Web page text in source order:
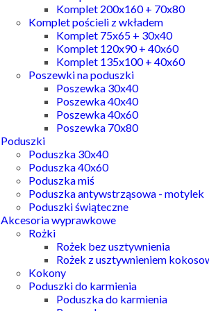
Komplet 200x160 + 70x80
Komplet pościeli z wkładem
Komplet 75x65 + 30x40
Komplet 120x90 + 40x60
Komplet 135x100 + 40x60
Poszewki na poduszki
Poszewka 30x40
Poszewka 40x40
Poszewka 40x60
Poszewka 70x80
Poduszki
Poduszka 30x40
Poduszka 40x60
Poduszka miś
Poduszka antywstrząsowa - motylek
Poduszki świąteczne
Akcesoria wyprawkowe
Rożki
Rożek bez usztywnienia
Rożek z usztywnieniem
Kokony
Poduszki do karmienia
Poduszka do karmienia